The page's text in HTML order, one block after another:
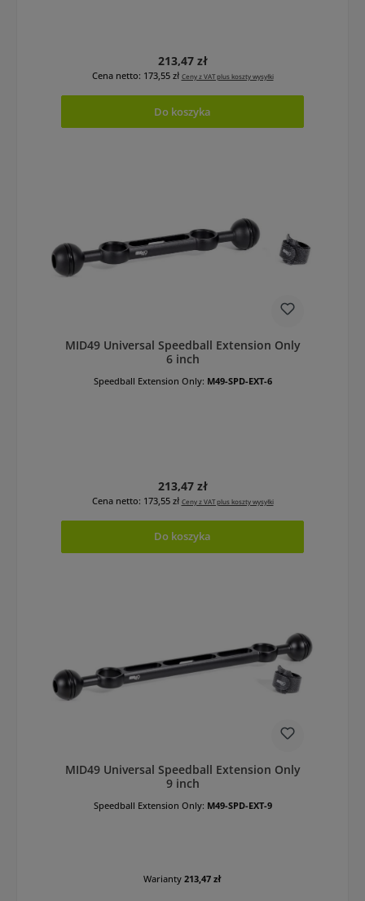
Cena regularna:
213,47 zł
Cena netto: 173,55 zł Ceny z VAT plus koszty wysyłki
Do koszyka
MID49 Universal Speedball Extension Only
6 inch
Speedball Extension Only: M49-SPD-EXT-6
Cena regularna:
213,47 zł
Cena netto: 173,55 zł Ceny z VAT plus koszty wysyłki
Do koszyka
MID49 Universal Speedball Extension Only
9 inch
Speedball Extension Only: M49-SPD-EXT-9
Warianty 213,47 zł